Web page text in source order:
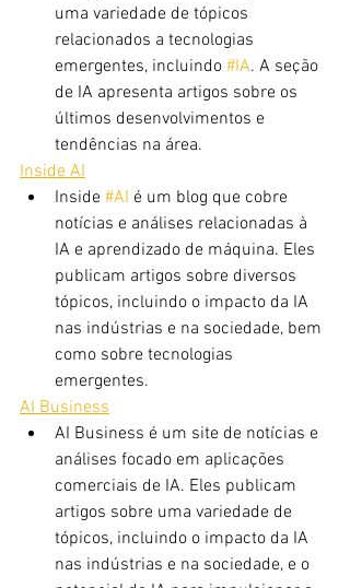
uma variedade de tópicos
relacionados a tecnologias
emergentes, incluindo #IA. A seção
de IA apresenta artigos sobre os
últimos desenvolvimentos e
tendências na área.
Inside AI
Inside #AI é um blog que cobre
notícias e análises relacionadas à
IA e aprendizado de máquina. Eles
publicam artigos sobre diversos
tópicos, incluindo o impacto da IA ​​
nas indústrias e na sociedade, bem
como sobre tecnologias
emergentes.
AI Business
AI Business é um site de notícias e
análises focado em aplicações
comerciais de IA. Eles publicam
artigos sobre uma variedade de
tópicos, incluindo o impacto da IA ​​
nas indústrias e na sociedade, e o